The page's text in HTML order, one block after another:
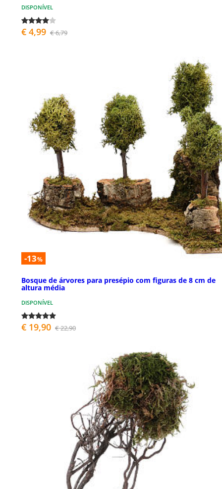
DISPONÍVEL
€ 4,99 € 6,79
-13%
Bosque de árvores para presépio com figuras de 8 cm de
altura média
DISPONÍVEL
€ 19,90 € 22,90